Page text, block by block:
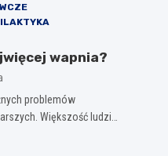
wapnia?
problemów
Większość ludzi…